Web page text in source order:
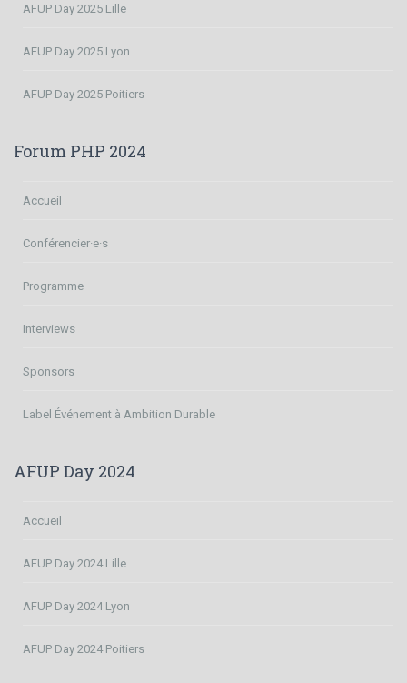
AFUP Day 2025 Lille
AFUP Day 2025 Lyon
AFUP Day 2025 Poitiers
Forum PHP 2024
Accueil
Conférencier·e·s
Programme
Interviews
Sponsors
Label Événement à Ambition Durable
AFUP Day 2024
Accueil
AFUP Day 2024 Lille
AFUP Day 2024 Lyon
AFUP Day 2024 Poitiers